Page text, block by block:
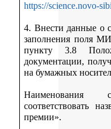
https://science.novo-
4. Внести данные о
заполнения поля
пункту 3.8
документации,
на бумажных
Наименования
соответствовать
премии».